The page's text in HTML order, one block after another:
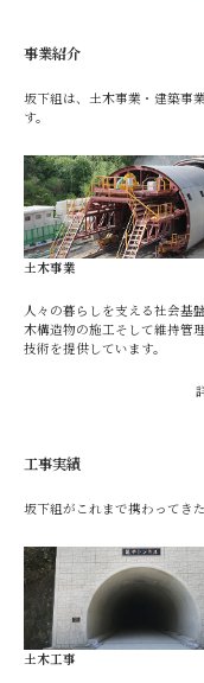
事業紹介
坂下組は、土木事業・建築事
す。
土木事業
人々の暮らしを支える社会基
木構造物の施工そして維持管
技術を提供しています。
工事実績
坂下組がこれまで携わってき
土木工事